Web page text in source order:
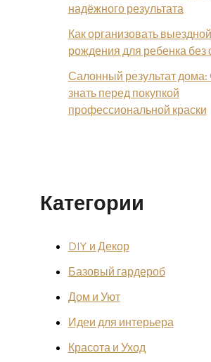
надёжного результата
Как организовать
рождения для ребенка без
Салонный результат дома:
знать перед покупкой
профессиональной краски
Категории
DIY и Декор
Базовый гардероб
Дом и Уют
Идеи для интерьера
Красота и Уход